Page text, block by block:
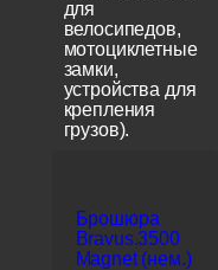
для
велосипедов,
мотоциклетные
замки,
устройства для
крепления
грузов).
Брошюра
Bravus.3500
Magnet (нем.)